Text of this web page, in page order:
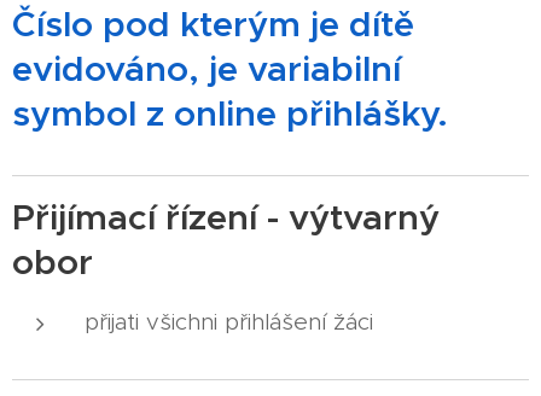
Číslo pod kterým je dítě
evidováno, je variabilní
symbol z online přihlášky.
Přijímací řízení - výtvarný
obor
přijati všichni přihlášení žáci